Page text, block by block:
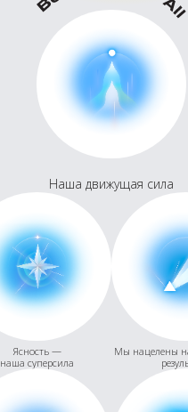
Наша движущая сила
Ясность —
наша суперсила
Мы нацелены